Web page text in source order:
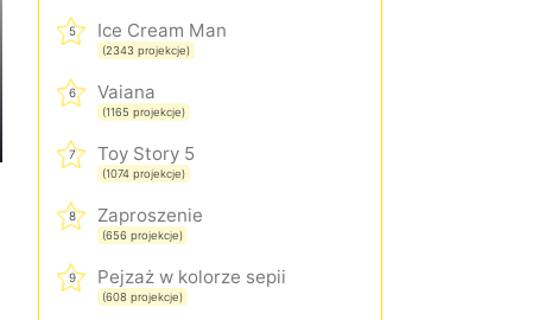
5 Ice Cream Man
(2343 projekcje)
6 Vaiana
(1165 projekcje)
7 Toy Story 5
(1074 projekcje)
8 Zaproszenie
(656 projekcje)
9 Pejzaż w kolorze sepii
(608 projekcje)